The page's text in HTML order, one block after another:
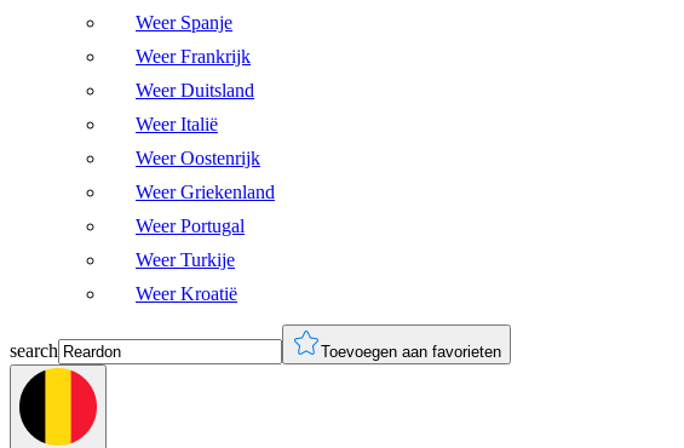
Weer Spanje
Weer Frankrijk
Weer Duitsland
Weer Italië
Weer Oostenrijk
Weer Griekenland
Weer Portugal
Weer Turkije
Weer Kroatië
search Toevoegen aan favorieten